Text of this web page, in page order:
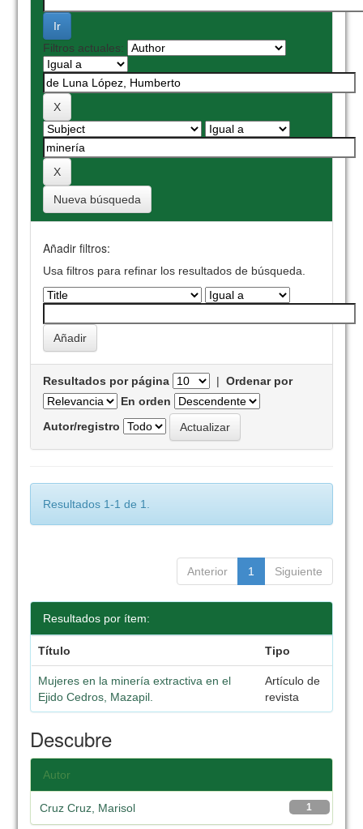
Filtros actuales:
Nueva búsqueda
Añadir filtros:
Usa filtros para refinar los resultados de búsqueda.
Resultados por página |Ordenar por
En orden
Autor/registro
Resultados 1-1 de 1.
Anterior 1 Siguiente
Resultados por ítem:
Título Tipo
Mujeres en la minería extractiva en el
Ejido Cedros, Mazapil.
Artículo de
revista
Descubre
Autor
1
Cruz Cruz, Marisol